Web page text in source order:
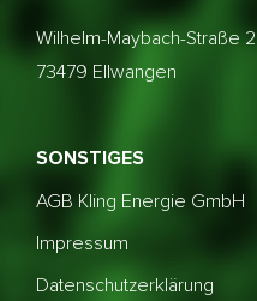
Wilhelm-Maybach-Straße 2
73479 Ellwangen
SONSTIGES
AGB Kling Energie GmbH
Impressum
Datenschutzerklärung